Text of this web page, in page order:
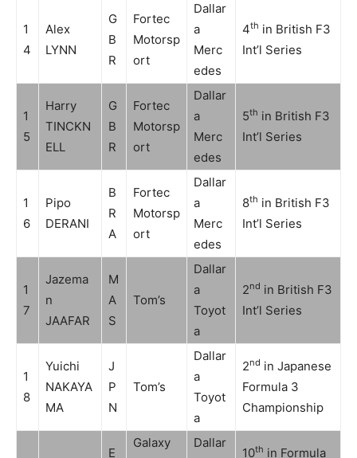
1
4
Alex
LYNN
G
B
R
Fortec
Motorsp
ort
Dallar
a
Merc
edes
4th in British F3
Int’l Series
1
5
Harry
TINCKN
ELL
G
B
R
Fortec
Motorsp
ort
Dallar
a
Merc
edes
5th in British F3
Int’l Series
1
6
Pipo
DERANI
B
R
A
Fortec
Motorsp
ort
Dallar
a
Merc
edes
8th in British F3
Int’l Series
1
7
Jazema
n
JAAFAR
M
A
S
Tom’s
Dallar
a
Toyot
a
2nd in British F3
Int’l Series
1
8
Yuichi
NAKAYA
MA
J
P
N
Tom’s
Dallar
a
Toyot
a
2nd in Japanese
Formula 3
Championship
E
Galaxy
Dallar
10th in Formula